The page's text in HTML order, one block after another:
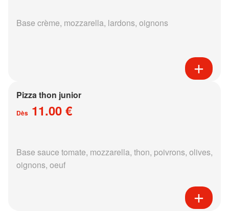
Base crème, mozzarella, lardons, oignons
Pizza thon junior
Dès 11.00 €
Base sauce tomate, mozzarella, thon, poivrons, olives,
oignons, oeuf